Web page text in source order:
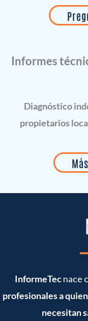
Informes
Diagnóstico
propietarios
InformeTecnace
profesionales a
necesitan